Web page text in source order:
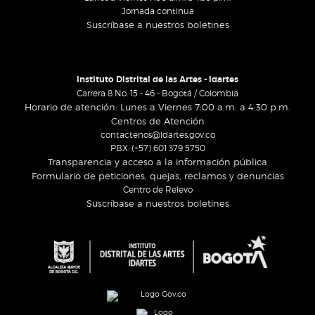
Jornada continua
Suscríbase a nuestros boletines
Instituto Distrital de las Artes - Idartes
Carrera 8 No. 15 - 46 - Bogotá / Colombia
Horario de atención: Lunes a Viernes 7:00 a.m. a 4:30 p.m.
Centros de Atención
contactenos@idartes.gov.co
PBX: (+57) 601 379 5750
Transparencia y acceso a la información pública
Formulario de peticiones, quejas, reclamos y denuncias
Centro de Relevo
Suscríbase a nuestros boletines